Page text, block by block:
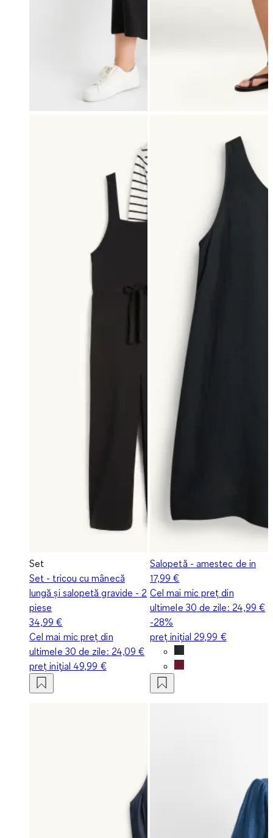
Set
Set - tricou cu mânecă
lungă și salopetă gravide - 2
piese
34,99 €
Cel mai mic preț din
ultimele 30 de zile: 24,09 €
preț inițial 49,99 €
Salopetă - amestec de in
17,99 €
Cel mai mic preț din
ultimele 30 de zile: 24,99 €
-28%
preț inițial 29,99 €